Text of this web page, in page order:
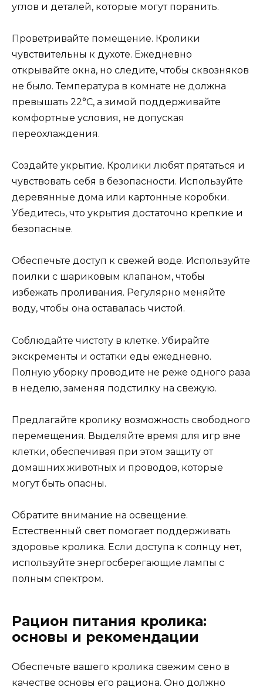
углов и деталей, которые могут поранить.
Проветривайте помещение. Кролики
чувствительны к духоте. Ежедневно
открывайте окна, но следите, чтобы сквозняков
не было. Температура в комнате не должна
превышать 22°C, а зимой поддерживайте
комфортные условия, не допуская
переохлаждения.
Создайте укрытие. Кролики любят прятаться и
чувствовать себя в безопасности. Используйте
деревянные дома или картонные коробки.
Убедитесь, что укрытия достаточно крепкие и
безопасные.
Обеспечьте доступ к свежей воде. Используйте
поилки с шариковым клапаном, чтобы
избежать проливания. Регулярно меняйте
воду, чтобы она оставалась чистой.
Соблюдайте чистоту в клетке. Убирайте
экскременты и остатки еды ежедневно.
Полную уборку проводите не реже одного раза
в неделю, заменяя подстилку на свежую.
Предлагайте кролику возможность свободного
перемещения. Выделяйте время для игр вне
клетки, обеспечивая при этом защиту от
домашних животных и проводов, которые
могут быть опасны.
Обратите внимание на освещение.
Естественный свет помогает поддерживать
здоровье кролика. Если доступа к солнцу нет,
используйте энергосберегающие лампы с
полным спектром.
Рацион питания кролика:
основы и рекомендации
Обеспечьте вашего кролика свежим сено в
качестве основы его рациона. Оно должно